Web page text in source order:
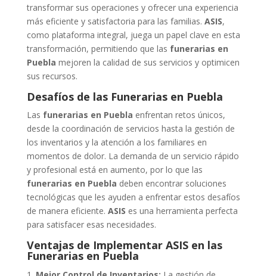
transformar sus operaciones y ofrecer una experiencia
más eficiente y satisfactoria para las familias. ASIS,
como plataforma integral, juega un papel clave en esta
transformación, permitiendo que las funerarias en
Puebla mejoren la calidad de sus servicios y optimicen
sus recursos.
Desafíos de las Funerarias en Puebla
Las funerarias en Puebla enfrentan retos únicos,
desde la coordinación de servicios hasta la gestión de
los inventarios y la atención a los familiares en
momentos de dolor. La demanda de un servicio rápido
y profesional está en aumento, por lo que las
funerarias en Puebla deben encontrar soluciones
tecnológicas que les ayuden a enfrentar estos desafíos
de manera eficiente. ASIS es una herramienta perfecta
para satisfacer esas necesidades.
Ventajas de Implementar ASIS en las
Funerarias en Puebla